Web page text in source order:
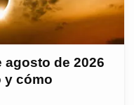
agosto de 2026
y cómo